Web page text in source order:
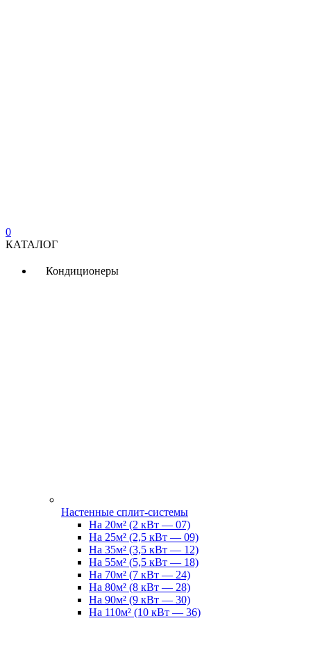
0
КАТАЛОГ
Кондиционеры
Настенные сплит-системы
На 20м² (2 кВт — 07)
На 25м² (2,5 кВт — 09)
На 35м² (3,5 кВт — 12)
На 55м² (5,5 кВт — 18)
На 70м² (7 кВт — 24)
На 80м² (8 кВт — 28)
На 90м² (9 кВт — 30)
На 110м² (10 кВт — 36)